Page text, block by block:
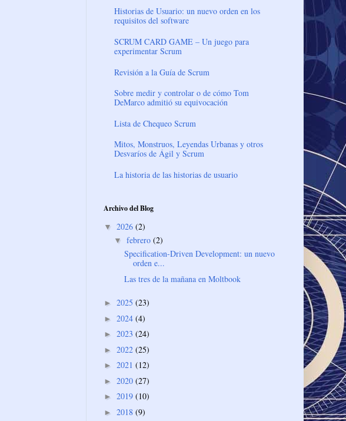
Historias de Usuario: un nuevo orden en los
requisitos del software
SCRUM CARD GAME – Un juego para
experimentar Scrum
Revisión a la Guía de Scrum
Sobre medir y controlar o de cómo Tom
DeMarco admitió su equivocación
Lista de Chequeo Scrum
Mitos, Monstruos, Leyendas Urbanas y otros
Desvaríos de Ágil y Scrum
La historia de las historias de usuario
Archivo del Blog
▼ 2026 (2)
▼ febrero (2)
Specification-Driven Development: un nuevo
orden e...
Las tres de la mañana en Moltbook
► 2025 (23)
► 2024 (4)
► 2023 (24)
► 2022 (25)
► 2021 (12)
► 2020 (27)
► 2019 (10)
► 2018 (9)